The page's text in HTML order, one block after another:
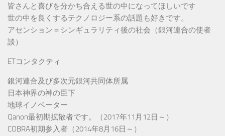
皆さんと喜びを分かち合える世の中になってほしいです
世の中を良くするテクノロジー系の話題も好きです。
アセンション＝シンギュラリティ後の社会（銀河連合の使者
談）
ETコンタクティ
銀河連合及び多次元銀河共同体所属
日本神界の神の臣下
地球イノベーター
Qanon最初期拡散者です。（2017年11月12日～）
COBRA初期参入者（2014年8月16日～）